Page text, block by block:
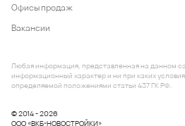
Офисы продаж
Вакансии
© 2014 - 2026
ООО «ВКБ-НОВОСТРОЙКИ»
Любая информация, представленная на данном
информационный характер и ни при каких
определяемой положениями статьи 437 ГК РФ.